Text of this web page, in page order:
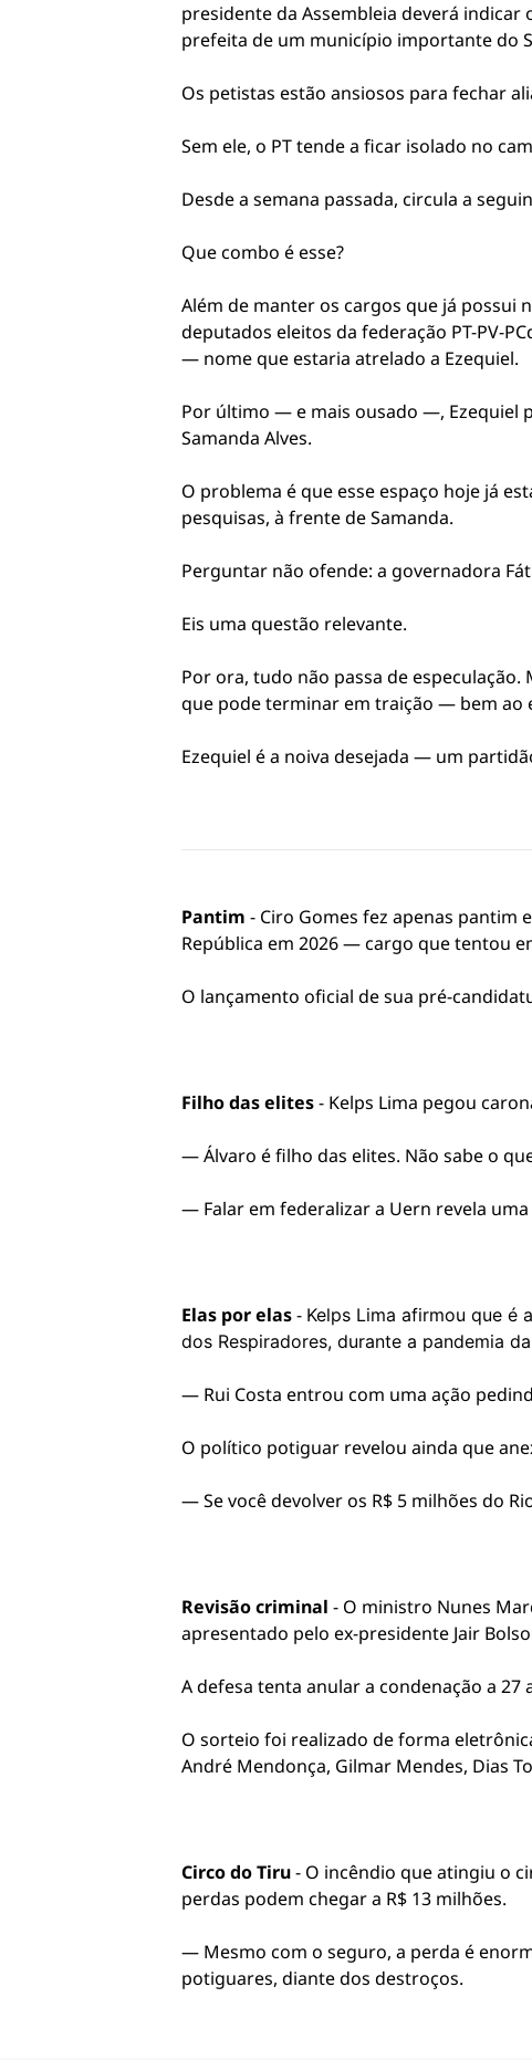
presidente da Assembleia deverá indicar
prefeita de um município importante do
Os petistas estão ansiosos para fechar
Sem ele, o PT tende a ficar isolado no
Desde a semana passada, circula a
Que combo é esse?
Além de manter os cargos que já possui
deputados eleitos da federação PT-PV-
— nome que estaria atrelado a Ezequiel.
Por último — e mais ousado —, Ezequiel
Samanda Alves.
O problema é que esse espaço hoje já
pesquisas, à frente de Samanda.
Perguntar não ofende: a governadora
Eis uma questão relevante.
Por ora, tudo não passa de
que pode terminar em traição — bem ao
Ezequiel é a noiva desejada — um
Pantim - Ciro Gomes fez apenas pantim
República em 2026 — cargo que tentou
O lançamento oficial de sua pré-
Filho das elites- Kelps Lima pegou
— Álvaro é filho das elites. Não sabe o
— Falar em federalizar a Uern revela
Elas por elas- Kelps Lima afirmou que é
dos Respiradores, durante a pandemia
— Rui Costa entrou com uma ação
O político potiguar revelou ainda que
— Se você devolver os R$ 5 milhões do
Revisão criminal - O ministro Nunes
apresentado pelo ex-presidente Jair
A defesa tenta anular a condenação a
O sorteio foi realizado de forma
André Mendonça, Gilmar Mendes, Dias
Circo do Tiru- O incêndio que atingiu o
perdas podem chegar a R$ 13 milhões.
— Mesmo com o seguro, a perda é
potiguares, diante dos destroços.